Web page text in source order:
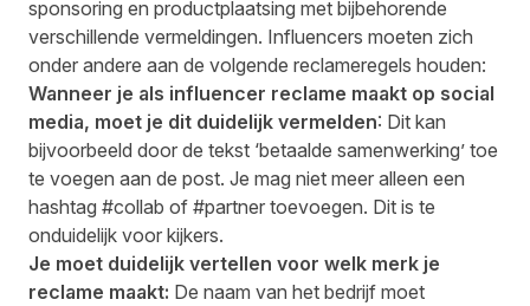
sponsoring en productplaatsing met bijbehorende
verschillende vermeldingen. Influencers moeten zich
onder andere aan de volgende reclameregels houden:
Wanneer je als influencer reclame maakt op social
media, moet je dit duidelijk vermelden: Dit kan
bijvoorbeeld door de tekst ‘betaalde samenwerking’ toe
te voegen aan de post. Je mag niet meer alleen een
hashtag #collab of #partner toevoegen. Dit is te
onduidelijk voor kijkers.
Je moet duidelijk vertellen voor welk merk je
reclame maakt: De naam van het bedrijf moet